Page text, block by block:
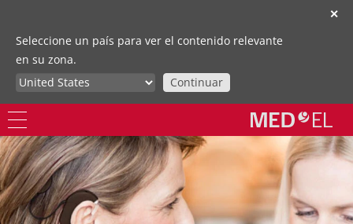
✕
Seleccione un país para ver el contenido relevante
en su zona.
Continuar